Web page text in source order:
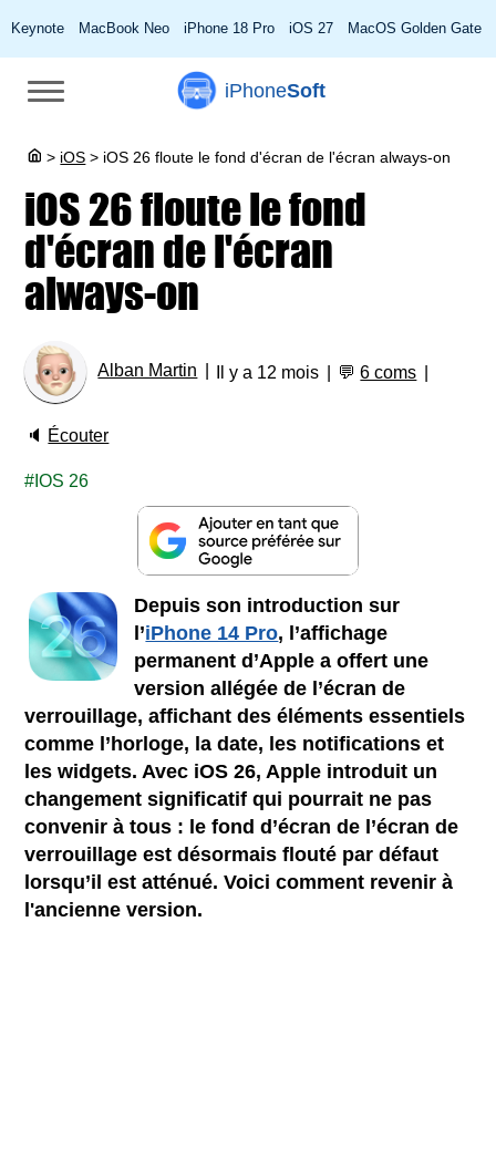
Keynote MacBook Neo iPhone 18 Pro iOS 27 MacOS Golden Gate
iPhoneSoft
> iOS > iOS 26 floute le fond d'écran de l'écran always-on
iOS 26 floute le fond
d'écran de l'écran
always-on
Alban Martin Il y a 12 mois 💬6 coms
🔈 Écouter
IOS 26
Depuis son introduction sur
l’iPhone 14 Pro, l’affichage
permanent d’Apple a offert une
version allégée de l’écran de
verrouillage, affichant des éléments essentiels
comme l’horloge, la date, les notifications et
les widgets. Avec iOS 26, Apple introduit un
changement significatif qui pourrait ne pas
convenir à tous : le fond d’écran de l’écran de
verrouillage est désormais flouté par défaut
lorsqu’il est atténué. Voici comment revenir à
l'ancienne version.